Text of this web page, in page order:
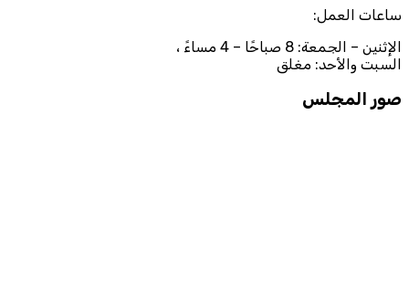
ساعات العمل:
الإثنين – الجمعة: 8 صباحًا – 4 مساءً ،
السبت والأحد: مغلق
صور المجلس